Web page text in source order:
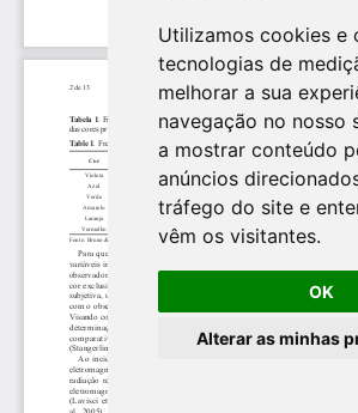
Utilizamos cookies e
tecnologias de
melhorar a sua
navegação no nosso
a mostrar conteúdo
anúncios
tráfego do site e
vêm os visitantes.
OK
Alterar as minhas